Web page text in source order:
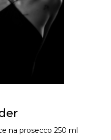
na prosecco 250 ml